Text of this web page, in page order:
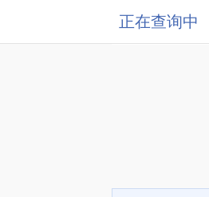
正在查询中